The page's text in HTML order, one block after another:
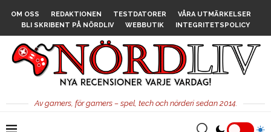
OM OSS REDAKTIONEN TESTDATORER
VÅRA UTMÄRKELSER
BLI SKRIBENT PÅ NÖRDLIV
WEBBUTIK INTEGRITETSPOLICY
Av gamers, för gamers – spel, tech och nörderi sedan 2014.